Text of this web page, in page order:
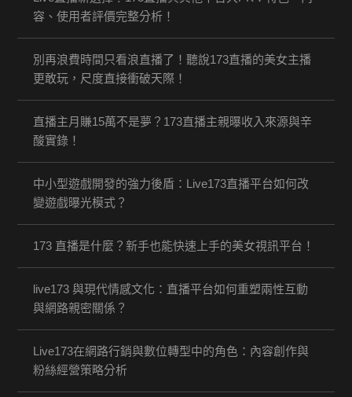
容、使用者評價完整分析！
別再浪費時間只看浪直播了！聽說173直播的美女主播
更敢玩，尺度直接衝破天際！
直播主月賺15萬不是夢？173直播主親曝收入來源與辛
酸實錄！
中小型遊戲開發的強力後盾：Live173直播平台如何改
變遊戲曝光模式？
173 直播是什麼？新手也能快速上手的美女視訊平台！
live173 與現代情感文化：直播平台如何重塑兩性互動
與網路親密關係？
Live173在網路行銷與數位轉型中的角色：內容創作與
粉絲經營策略分析